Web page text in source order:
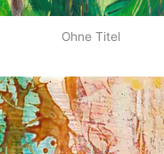
Ohne Titel